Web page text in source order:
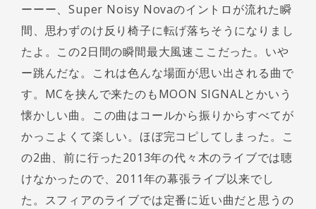
ーーー、Super Noisy Novaのイントロが流れた瞬
間、思わずのけ反り椅子に転げ落ちそうになりまし
たよ。この2日間の瞬間最大風速ここだった。いや
ー跳んだな。これは色んな場面が思い出される曲で
す。MCを挟んで来たのもMOON SIGNALとかいう
懐かしい曲。この曲はコールから振りからすべてが
かっこよくて楽しい。ほぼ完コピしてしまった。こ
の2曲、前に行った2013年の代々木のライブでは聴
けなかったので、2011年の幕張ライブ以来でし
た。スフィアのライブでは定番に近い曲だと思うの